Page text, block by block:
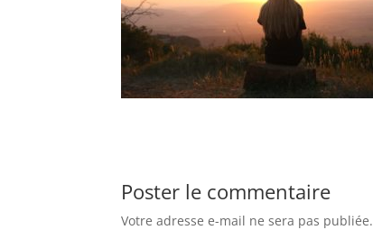
Poster le commentaire
Votre adresse e-mail ne sera pas publiée.